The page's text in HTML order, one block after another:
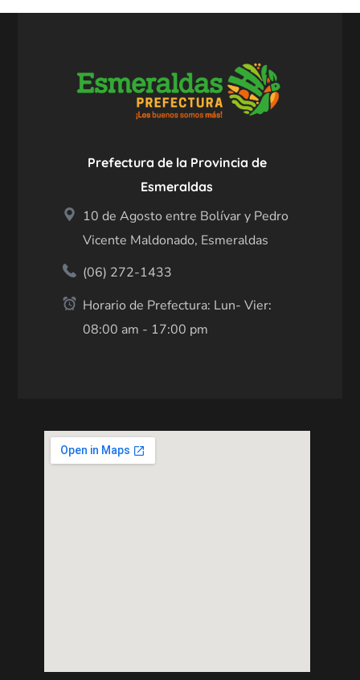
Prefectura de la Provincia de
Esmeraldas
10 de Agosto entre Bolívar y Pedro
Vicente Maldonado, Esmeraldas
(06) 272-1433
Horario de Prefectura: Lun- Vier:
08:00 am - 17:00 pm